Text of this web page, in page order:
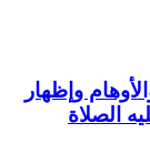
وإظهار
الصلاة